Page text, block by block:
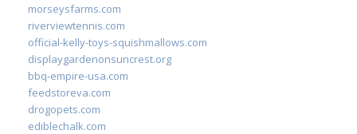
morseysfarms.com
riverviewtennis.com
official-kelly-toys-squishmallows.com
displaygardenonsuncrest.org
bbq-empire-usa.com
feedstoreva.com
drogopets.com
ediblechalk.com